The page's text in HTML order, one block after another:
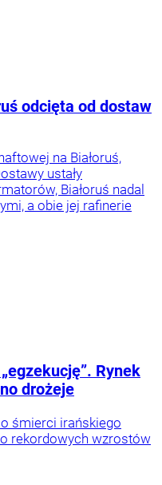
odcięta od dostaw
na Białoruś,
ustały
Białoruś nadal
a obie jej rafinerie
Rynek
drożeje
śmierci irańskiego
rekordowych wzrostów